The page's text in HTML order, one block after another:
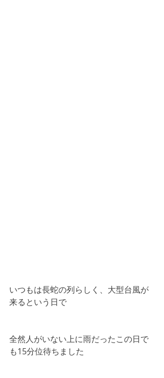
いつもは長蛇の列らしく、大型台風が
来るという日で
全然人がいない上に雨だったこの日で
も15分位待ちました